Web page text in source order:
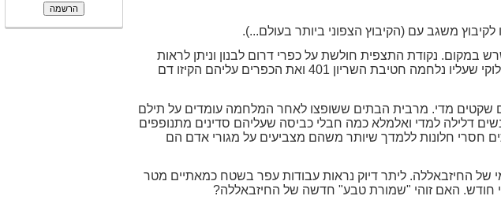
משגב עם (הקיבוץ הצפוני ביותר בעולם...).
במקום. נקודת התצפית חולשת על כפרי דרום לבנון וניתן לראות
ממנה אתרים נרחבים שהיו זירת לחימה במלחמת לבנון השנייה. את פיתולי ואדי סאלוקי שעליו נלחמה חטיבת השריון 401 ואת הכפרים עליהם הקיזו דם
שקטים מדי. מרבית הבתים ששופצו לאחר המלחמה עומדים על תילם
דלילה למדי ואלמלא כמה חבלי כביסה שעליהם סדינים מתנופפים
חסרי חלונות ללמדך שיותר משהם מצביעים על מגורי אדם הם
החיזבאללה. ליתר דיוק נראות עבודות עפר בשטח כמאתיים מטר
חודש. האם זוהי "שמורת טבע" חדשה של החיזבאללה?